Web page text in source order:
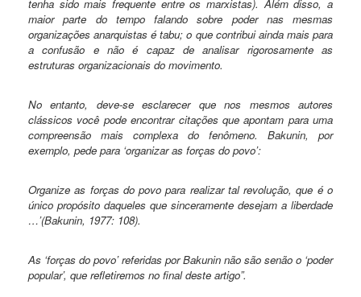
tenha sido mais frequente entre os marxistas). Além disso, a
maior parte do tempo falando sobre poder nas mesmas
organizações anarquistas é tabu; o que contribui ainda mais para
a confusão e não é capaz de analisar rigorosamente as
estruturas organizacionais do movimento.
No entanto, deve-se esclarecer que nos mesmos autores
clássicos você pode encontrar citações que apontam para uma
compreensão mais complexa do fenômeno. Bakunin, por
exemplo, pede para ‘organizar as forças do povo’:
Organize as forças do povo para realizar tal revolução, que é o
único propósito daqueles que sinceramente desejam a liberdade
…’(Bakunin, 1977: 108).
As ‘forças do povo’ referidas por Bakunin não são senão o ‘poder
popular’, que refletiremos no final deste artigo”.